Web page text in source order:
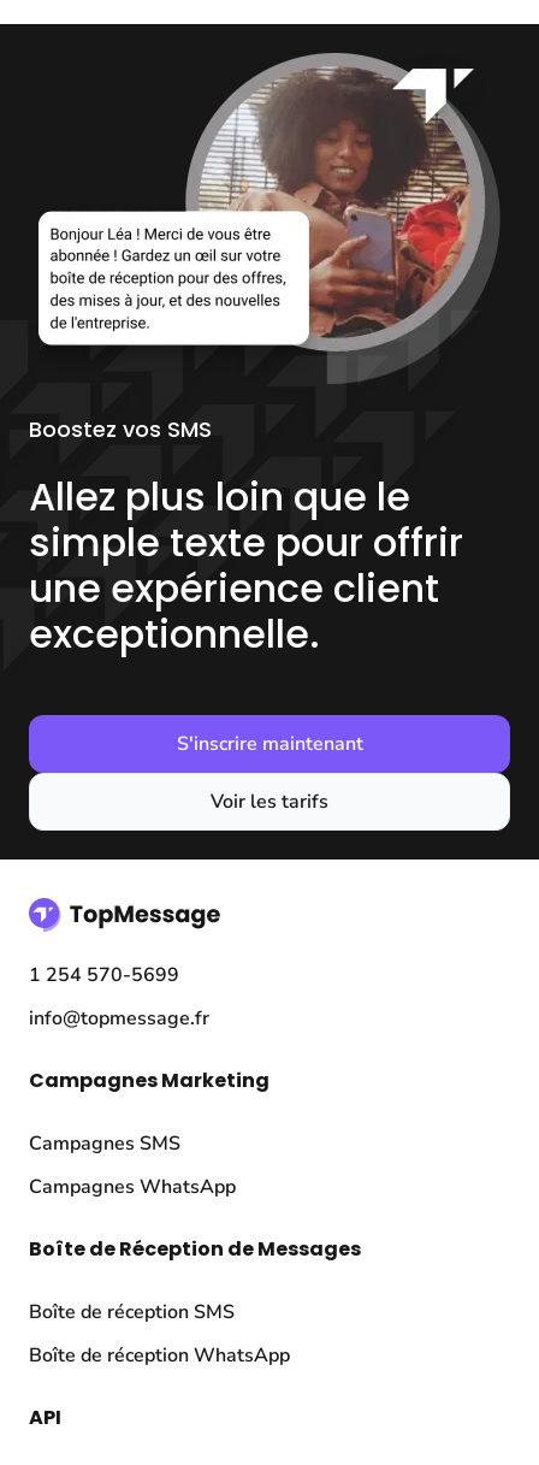
Boostez vos SMS
Allez plus loin que le
simple texte pour offrir
une expérience client
exceptionnelle.
S'inscrire maintenant
Voir les tarifs
1 254 570-5699
info@topmessage.fr
Campagnes Marketing
Campagnes SMS
Campagnes WhatsApp
Boîte de Réception de Messages
Boîte de réception SMS
Boîte de réception WhatsApp
API